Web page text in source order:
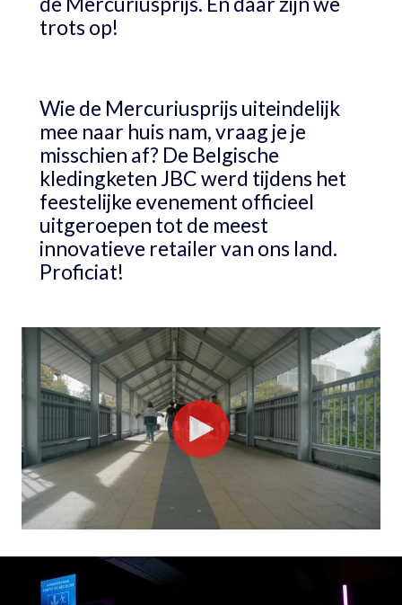
trots op!
Wie de Mercuriusprijs uiteindelijk
mee naar huis nam, vraag je je
misschien af? De Belgische
kledingketen JBC werd tijdens het
feestelijke evenement officieel
uitgeroepen tot de meest
innovatieve retailer van ons land.
Proficiat!